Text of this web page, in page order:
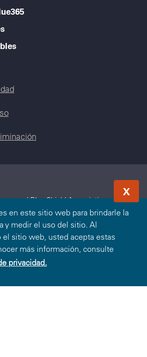
en este sitio web para brindarle la
y medir el uso del sitio. Al
el sitio web, usted acepta estas
más información, consulte
privacidad.
X
and Blue Shield Association —
Reservados. El programa Blue365 es
Blue Cross and Blue Shield
and Blue Shield Association es una
Blue Cross y/o Blue Shield
a nivel local. Blue Cross and Blue
un licenciatario independiente de Blue